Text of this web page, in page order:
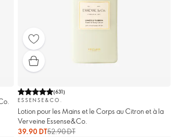
(631)
ESSENSE&CO.
Lotion pour les Mains et le Corps au Citron et à la
Verveine Essense&Co.
39.90 DT52.90 DT